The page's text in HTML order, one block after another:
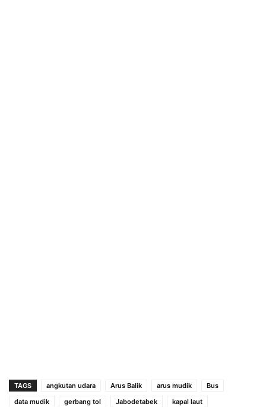
TAGS angkutan udara Arus Balik arus mudik
Bus
data mudik
gerbang tol Jabodetabek
kapal laut